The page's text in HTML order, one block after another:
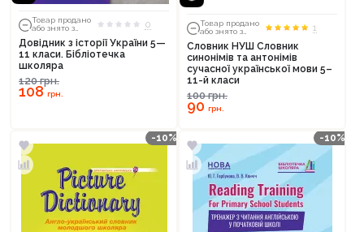
Товар продано
або знято з
0
Довідник з історії України 5—
11 класи. Бібліотечка
школяра
120грн.
108грн.
Товар продано
або знято з
1
Словник НУШ Словник
синонімів та антонімів
сучасної української мови 5–
11-й класи
100грн.
90 грн.
-10% -10%